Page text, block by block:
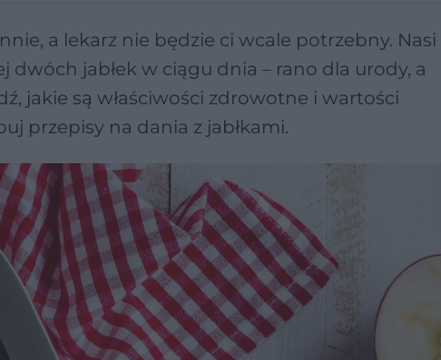
a lekarz nie będzie ci wcale potrzebny. Nasi
jabłek w ciągu dnia – rano dla urody, a
jakie są właściwości zdrowotne i wartości
przepisy na dania z jabłkami.